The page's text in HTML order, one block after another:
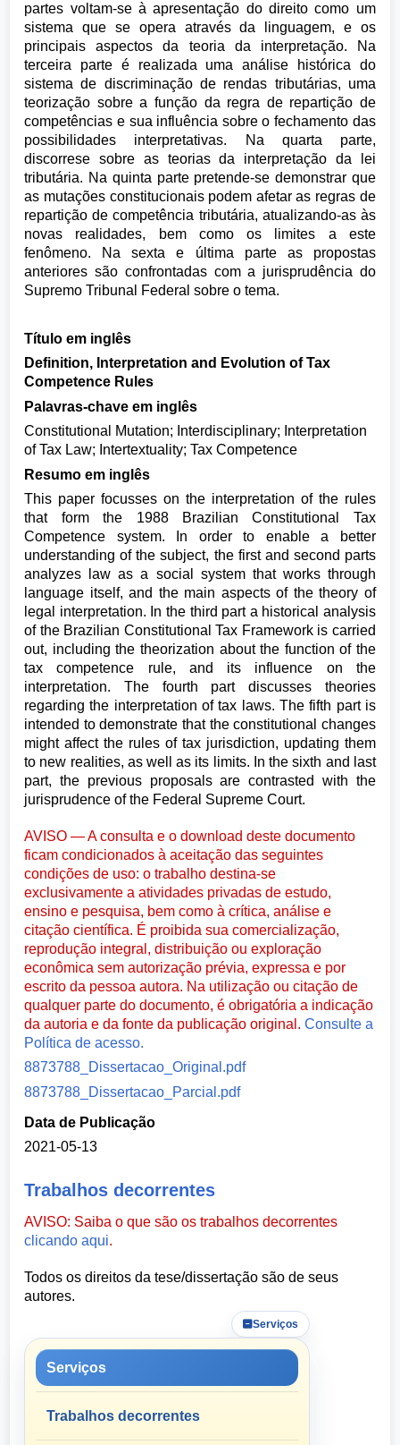
partes voltam-se à apresentação do direito como um
sistema que se opera através da linguagem, e os
principais aspectos da teoria da interpretação. Na
terceira parte é realizada uma análise histórica do
sistema de discriminação de rendas tributárias, uma
teorização sobre a função da regra de repartição de
competências e sua influência sobre o fechamento das
possibilidades interpretativas. Na quarta parte,
discorrese sobre as teorias da interpretação da lei
tributária. Na quinta parte pretende-se demonstrar que
as mutações constitucionais podem afetar as regras de
repartição de competência tributária, atualizando-as às
novas realidades, bem como os limites a este
fenômeno. Na sexta e última parte as propostas
anteriores são confrontadas com a jurisprudência do
Supremo Tribunal Federal sobre o tema.
Título em inglês
Definition, Interpretation and Evolution of Tax
Competence Rules
Palavras-chave em inglês
Constitutional Mutation; Interdisciplinary; Interpretation
of Tax Law; Intertextuality; Tax Competence
Resumo em inglês
This paper focusses on the interpretation of the rules
that form the 1988 Brazilian Constitutional Tax
Competence system. In order to enable a better
understanding of the subject, the first and second parts
analyzes law as a social system that works through
language itself, and the main aspects of the theory of
legal interpretation. In the third part a historical analysis
of the Brazilian Constitutional Tax Framework is carried
out, including the theorization about the function of the
tax competence rule, and its influence on the
interpretation. The fourth part discusses theories
regarding the interpretation of tax laws. The fifth part is
intended to demonstrate that the constitutional changes
might affect the rules of tax jurisdiction, updating them
to new realities, as well as its limits. In the sixth and last
part, the previous proposals are contrasted with the
jurisprudence of the Federal Supreme Court.
AVISO — A consulta e o download deste documento
ficam condicionados à aceitação das seguintes
condições de uso: o trabalho destina-se
exclusivamente a atividades privadas de estudo,
ensino e pesquisa, bem como à crítica, análise e
citação científica. É proibida sua comercialização,
reprodução integral, distribuição ou exploração
econômica sem autorização prévia, expressa e por
escrito da pessoa autora. Na utilização ou citação de
qualquer parte do documento, é obrigatória a indicação
da autoria e da fonte da publicação original.Consulte a
Política de acesso.
8873788_Dissertacao_Original.pdf
8873788_Dissertacao_Parcial.pdf
Data de Publicação
2021-05-13
Trabalhos decorrentes
AVISO: Saiba o que são os trabalhos decorrentes
clicando aqui.
Todos os direitos da tese/dissertação são de seus
autores.
Serviços
Serviços
Trabalhos decorrentes